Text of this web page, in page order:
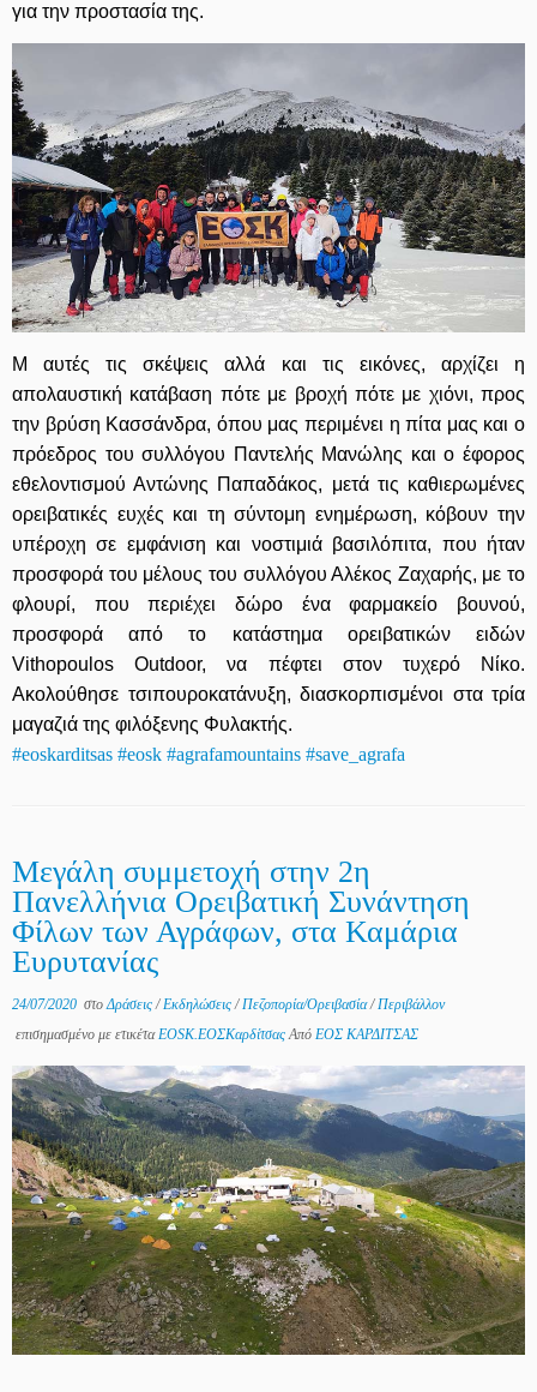
για την προστασία της.
Μ αυτές τις σκέψεις αλλά και τις εικόνες, αρχίζει η
απολαυστική κατάβαση πότε με βροχή πότε με χιόνι, προς
την βρύση Κασσάνδρα, όπου μας περιμένει η πίτα μας και ο
πρόεδρος του συλλόγου Παντελής Μανώλης και ο έφορος
εθελοντισμού Αντώνης Παπαδάκος, μετά τις καθιερωμένες
ορειβατικές ευχές και τη σύντομη ενημέρωση, κόβουν την
υπέροχη σε εμφάνιση και νοστιμιά βασιλόπιτα, που ήταν
προσφορά του μέλους του συλλόγουΑλέκος Ζαχαρής, με το
φλουρί, που περιέχει δώρο ένα φαρμακείο βουνού,
προσφορά από το κατάστημα ορειβατικών ειδών
Vithopoulos Outdoor, να πέφτει στον τυχερό Νίκο.
Ακολούθησε τσιπουροκατάνυξη, διασκορπισμένοι στα τρία
μαγαζιά της φιλόξενης Φυλακτής.
#eoskarditsas #eosk #agrafamountains #save_agrafa
Μεγάλη συμμετοχή στην 2η
Πανελλήνια Ορειβατική Συνάντηση
Φίλων των Αγράφων, στα Καμάρια
Ευρυτανίας
24/07/2020 στο Δράσεις / Εκδηλώσεις / Πεζοπορία/Ορειβασία/ Περιβάλλον
επισημασμένο με ετικέτα EOSK.ΕΟΣΚαρδίτσας Από ΕΟΣ ΚΑΡΔΙΤΣΑΣ